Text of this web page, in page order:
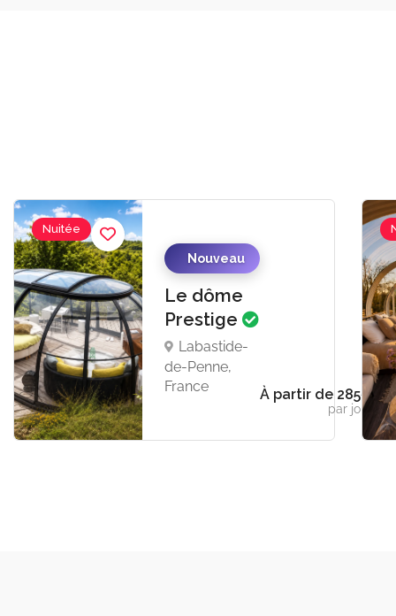
Nuitée
Nouveau
Le dôme
Prestige
Labastide-
de-Penne,
France
À partir de 285€
par jour